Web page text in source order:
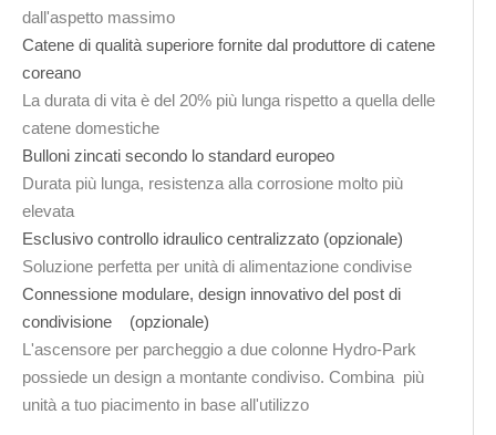
dall'aspetto massimo
Catene di qualità superiore fornite dal produttore di catene
coreano
La durata di vita è del 20% più lunga rispetto a quella delle
catene domestiche
Bulloni zincati secondo lo standard europeo
Durata più lunga, resistenza alla corrosione molto più
elevata
Esclusivo controllo idraulico centralizzato (opzionale)
Soluzione perfetta per unità di alimentazione condivise
Connessione modulare, design innovativo del post di
condivisione (opzionale)
L'ascensore per parcheggio a due colonne Hydro-Park
possiede un design a montante condiviso. Combina più
unità a tuo piacimento in base all'utilizzo